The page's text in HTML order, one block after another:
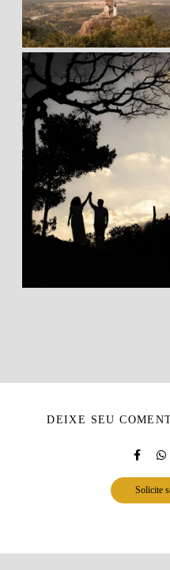
DEIXE SEU
Solicite